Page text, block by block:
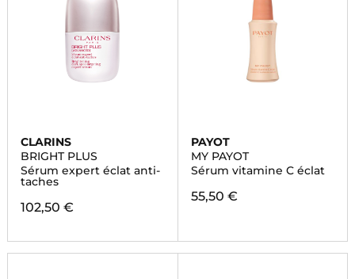
CLARINS
BRIGHT PLUS
Sérum expert éclat anti-
taches
102,50 €
PAYOT
MY PAYOT
Sérum vitamine C éclat
55,50 €